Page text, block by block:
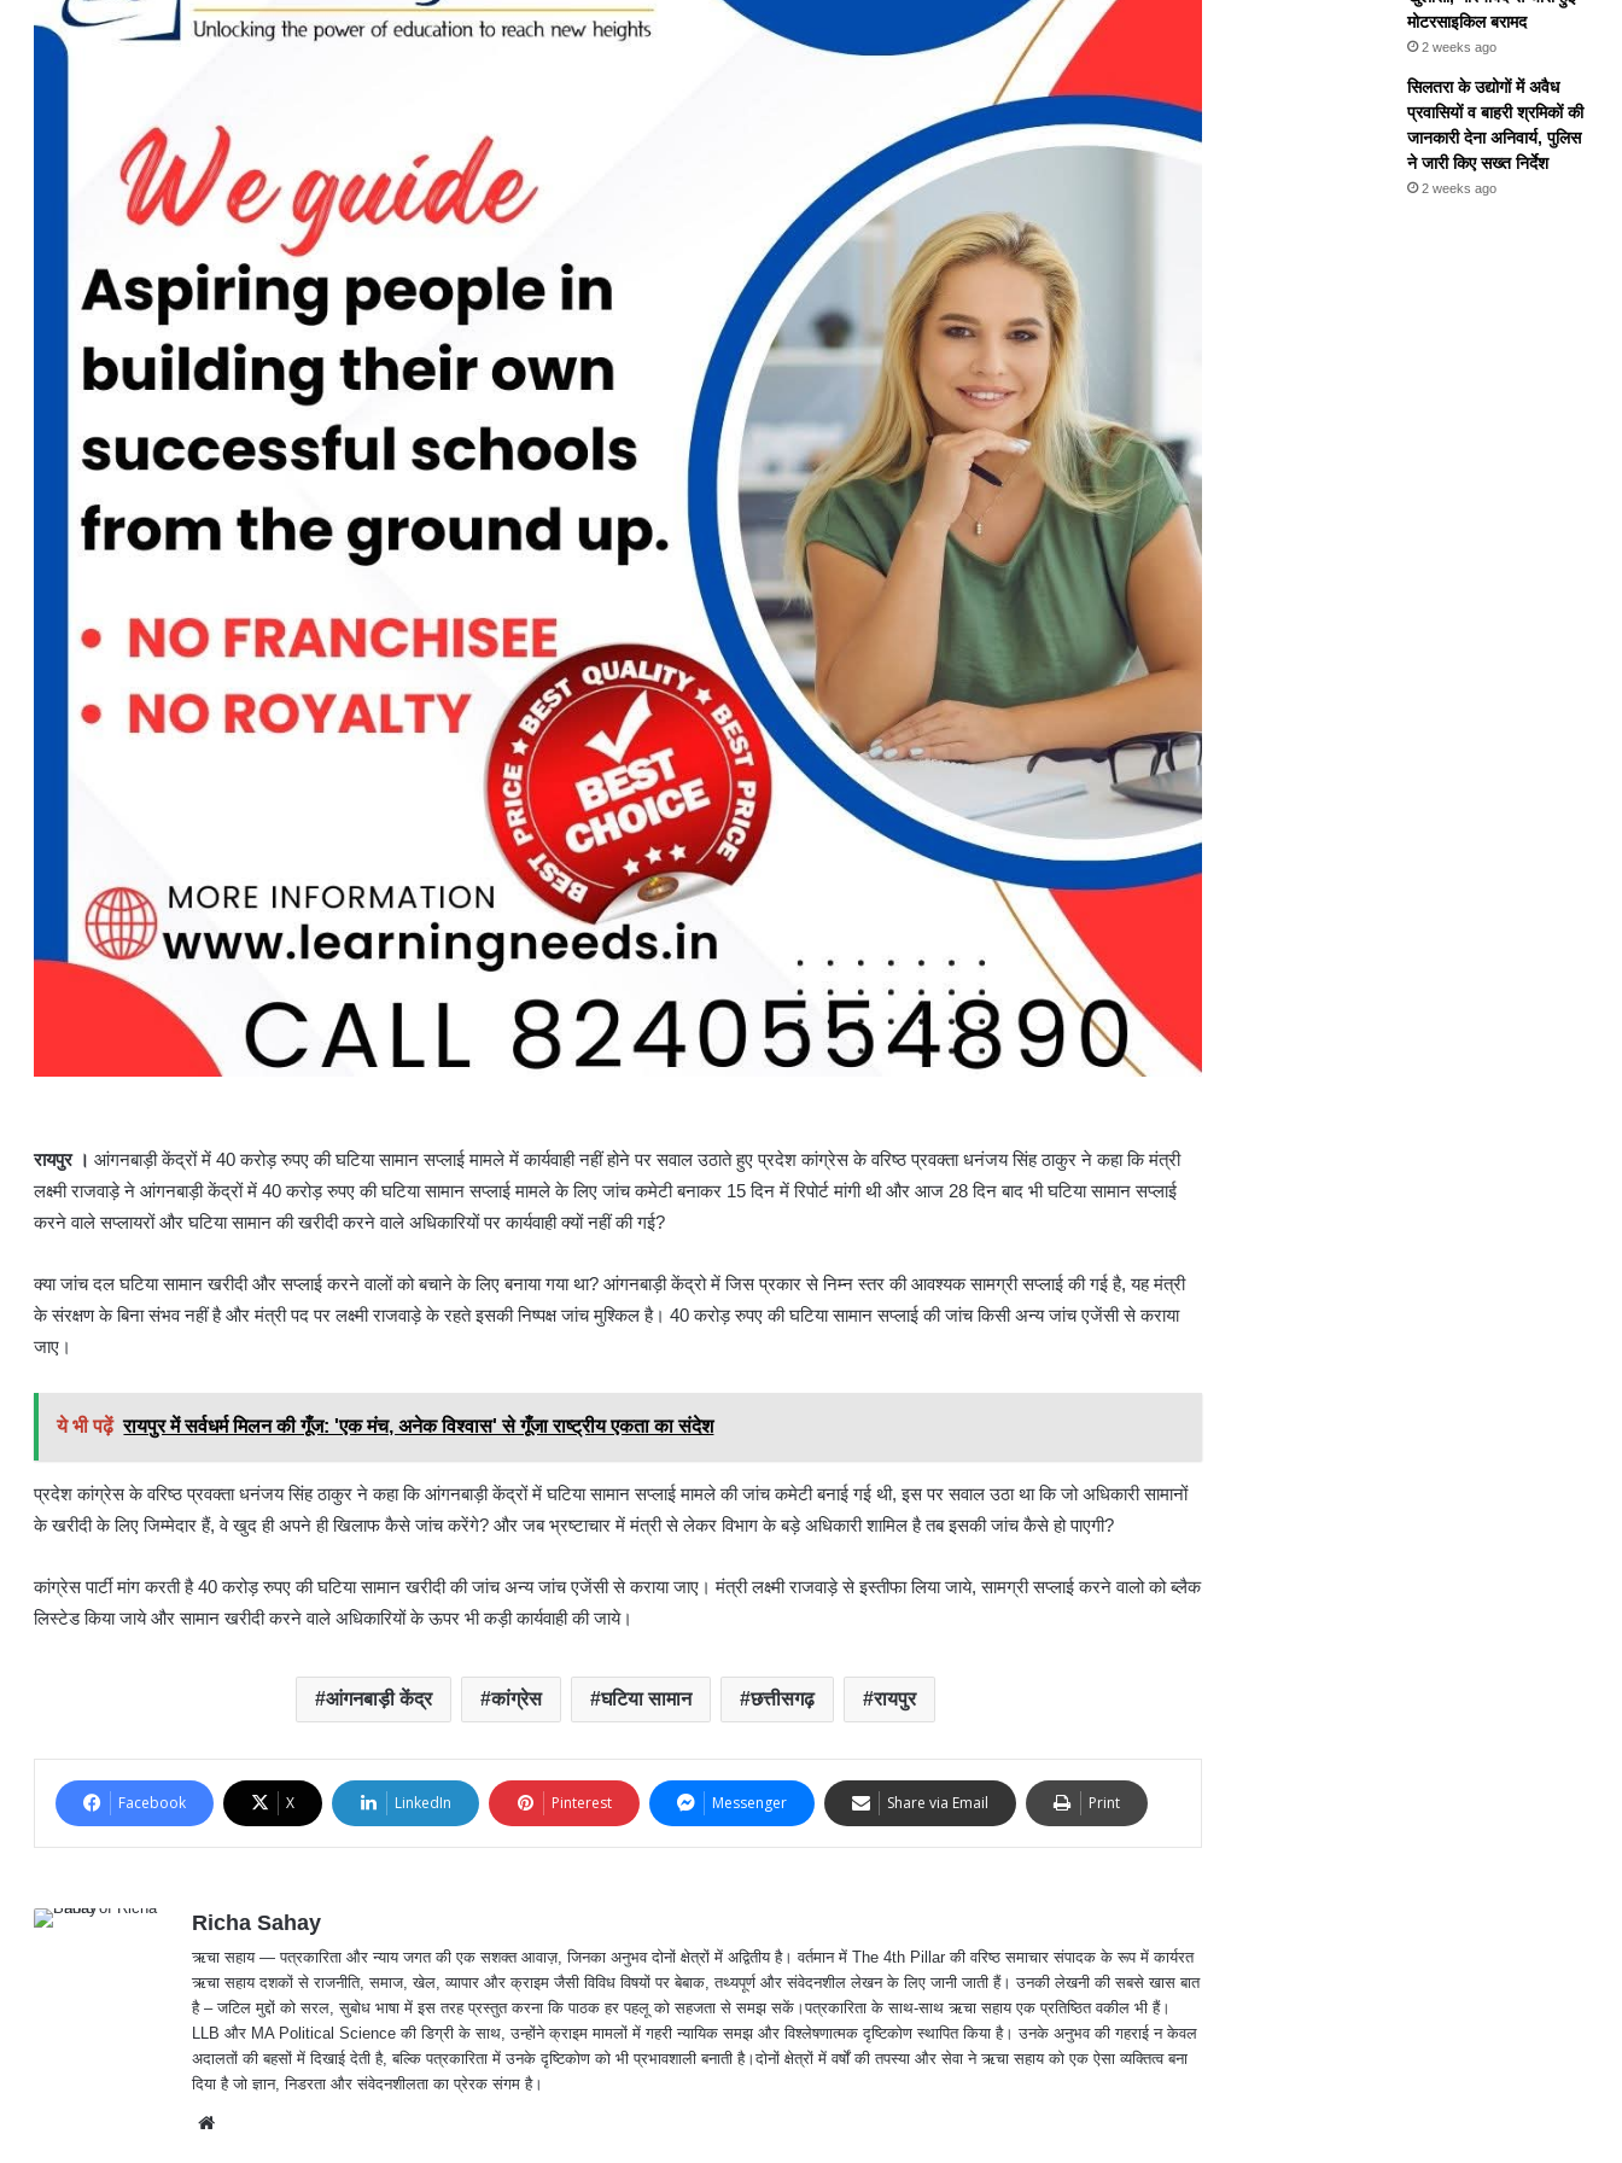
रायपुर । आंगनबाड़ी केंद्रों में 40 करोड़ रुपए की घटिया सामान सप्लाई मामले में कार्यवाही नहीं होने पर सवाल उठाते हुए प्रदेश कांग्रेस के वरिष्ठ प्रवक्ता धनंजय सिंह ठाकुर ने कहा कि मंत्री
लक्ष्मी राजवाड़े ने आंगनबाड़ी केंद्रों में 40 करोड़ रुपए की घटिया सामान सप्लाई मामले के लिए जांच कमेटी बनाकर 15 दिन में रिपोर्ट मांगी थी और आज 28 दिन बाद भी घटिया सामान सप्लाई
करने वाले सप्लायरों और घटिया सामान की खरीदी करने वाले अधिकारियों पर कार्यवाही क्यों नहीं की गई?
क्या जांच दल घटिया सामान खरीदी और सप्लाई करने वालों को बचाने के लिए बनाया गया था? आंगनबाड़ी केंद्रो में जिस प्रकार से निम्न स्तर की आवश्यक सामग्री सप्लाई की गई है, यह मंत्री
के संरक्षण के बिना संभव नहीं है और मंत्री पद पर लक्ष्मी राजवाड़े के रहते इसकी निष्पक्ष जांच मुश्किल है। 40 करोड़ रुपए की घटिया सामान सप्लाई की जांच किसी अन्य जांच एजेंसी से कराया
जाए।
ये भी पढ़ें रायपुर में सर्वधर्म मिलन की गूँज: 'एक मंच, अनेक विश्वास' से गूँजा राष्ट्रीय एकता का संदेश
प्रदेश कांग्रेस के वरिष्ठ प्रवक्ता धनंजय सिंह ठाकुर ने कहा कि आंगनबाड़ी केंद्रों में घटिया सामान सप्लाई मामले की जांच कमेटी बनाई गई थी, इस पर सवाल उठा था कि जो अधिकारी सामानों
के खरीदी के लिए जिम्मेदार हैं, वे खुद ही अपने ही खिलाफ कैसे जांच करेंगे? और जब भ्रष्टाचार में मंत्री से लेकर विभाग के बड़े अधिकारी शामिल है तब इसकी जांच कैसे हो पाएगी?
कांग्रेस पार्टी मांग करती है 40 करोड़ रुपए की घटिया सामान खरीदी की जांच अन्य जांच एजेंसी से कराया जाए। मंत्री लक्ष्मी राजवाड़े से इस्तीफा लिया जाये, सामग्री सप्लाई करने वालो को ब्लैक
लिस्टेड किया जाये और सामान खरीदी करने वाले अधिकारियों के ऊपर भी कड़ी कार्यवाही की जाये।
आंगनबाड़ी केंद्र कांग्रेस घटिया सामान छत्तीसगढ़ रायपुर
Facebook X LinkedIn Pinterest Messenger Share via Email Print
Richa Sahay
ऋचा सहाय — पत्रकारिता और न्याय जगत की एक सशक्त आवाज़, जिनका अनुभव दोनों क्षेत्रों में अद्वितीय है। वर्तमान में The 4th Pillar की वरिष्ठ समाचार संपादक के रूप में कार्यरत
ऋचा सहाय दशकों से राजनीति, समाज, खेल, व्यापार और क्राइम जैसी विविध विषयों पर बेबाक, तथ्यपूर्ण और संवेदनशील लेखन के लिए जानी जाती हैं। उनकी लेखनी की सबसे खास बात
है – जटिल मुद्दों को सरल, सुबोध भाषा में इस तरह प्रस्तुत करना कि पाठक हर पहलू को सहजता से समझ सकें।पत्रकारिता के साथ-साथ ऋचा सहाय एक प्रतिष्ठित वकील भी हैं।
LLB और MA Political Science की डिग्री के साथ, उन्होंने क्राइम मामलों में गहरी न्यायिक समझ और विश्लेषणात्मक दृष्टिकोण स्थापित किया है। उनके अनुभव की गहराई न केवल
अदालतों की बहसों में दिखाई देती है, बल्कि पत्रकारिता में उनके दृष्टिकोण को भी प्रभावशाली बनाती है।दोनों क्षेत्रों में वर्षों की तपस्या और सेवा ने ऋचा सहाय को एक ऐसा व्यक्तित्व बना
दिया है जो ज्ञान, निडरता और संवेदनशीलता का प्रेरक संगम है।
मोटरसाइकिल बरामद
2 weeks ago
सिलतरा के उद्योगों में अवैध
प्रवासियों व बाहरी श्रमिकों की
जानकारी देना अनिवार्य, पुलिस
ने जारी किए सख्त निर्देश
2 weeks ago